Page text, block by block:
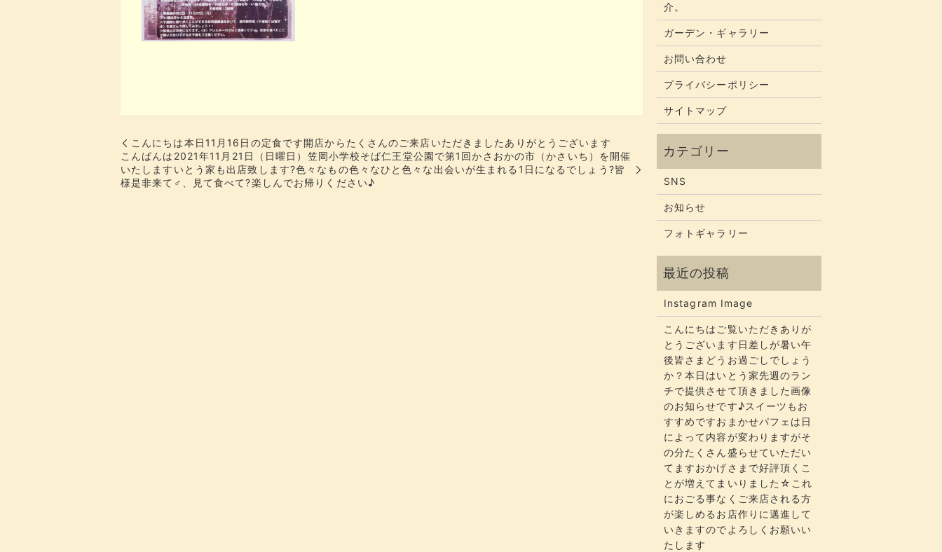
こんにちは本日11月16日の定食です開店からたくさんのご来店いただきました️ありがとうございます
こんばんは2021年11月21日（日曜日）笠岡小学校そば仁王堂公園で第1回かさおかの市（かさいち）を開催
いたしますいとう家も出店致します?色々なもの色々なひと色々な出会いが生まれる1日になるでしょう?皆
様是非来て‍♂️、見て食べて?楽しんでお帰りください♪
介。
ガーデン・ギャラリー
お問い合わせ
プライバシーポリシー
サイトマップ
SNS
お知らせ
フォトギャラリー
Instagram Image
こんにちはご覧いただきありが
とうございます​​​日差しが暑い午
後皆さまどうお過ごしでしょう
か？​​​本日はいとう家先週のラン
チで提供させて頂きました画像
のお知らせです♪スイーツもお
すすめですおまかせパフェは日
によって内容が変わりますがそ
の分たくさん盛らせていただい
てます​​​おかげさまで好評頂くこ
とが増えてまいりました☆​​これ
におごる事なくご来店される方
が楽しめるお店作りに邁進して
いきますのでよろしくお願いい
たします